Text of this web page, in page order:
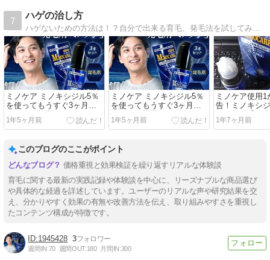
7
ハゲの治し方
ミノケア ミノキシジル5％
を使ってもうすぐ3ヶ月
に！その効果はスゴい！
1年5ヶ月前
ミノケア ミノキシジル5％
を使ってもうすぐ3ヶ月
に！その効果はスゴい！
1年5ヶ月前
ミノケア使用1
告！ミノキシ
って髪の毛は
1年7ヶ月前
このブログのここがポイント
価格重視と効果検証を繰り返すリアルな体験談
育毛に関する最新の実践記録や体験談を中心に、リーズナブルな商品選び
や具体的な経過を詳述しています。ユーザーのリアルな声や研究結果を交
え、分かりやすく効果の有無や改善方法を伝え、取り組みやすさを重視し
たコンテンツ構成が特徴です。
1945428 3
週間IN:70 週間OUT:180 月間IN:300